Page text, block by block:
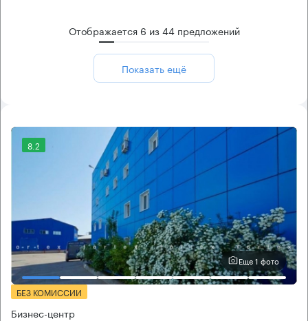
Отображается 6 из44предложений
Показать ещё
8.2
Еще 1 фото
БЕЗ КОМИССИИ
Бизнес-центр